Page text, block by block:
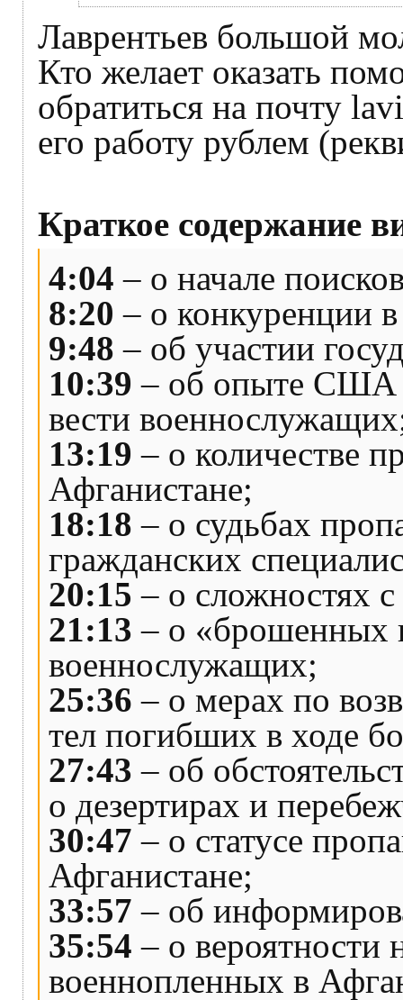
Лаврентьев большой
Кто желает оказать
обратиться на почту
его работу рублем
Краткое содержание
4:04 – о начале
8:20 – о конкуренции
9:48 – об участии
10:39 – об опыте США
вести
13:19 – о количестве
Афганистане;
18:18 – о судьбах
гражданских
20:15 – о сложностях
21:13 – о «брошенных
военнослужащих;
25:36 – о мерах по
тел погибших в ходе
27:43 – об
о дезертирах и
30:47 – о статусе
Афганистане;
33:57 – об
35:54 – о вероятности
военнопленных в